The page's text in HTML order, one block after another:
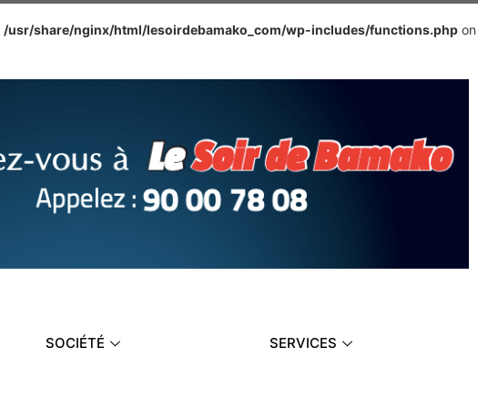
/usr/share/nginx/html/lesoirdebamako_com/wp-includes/functions.php on
SOCIÉTÉ SERVICES